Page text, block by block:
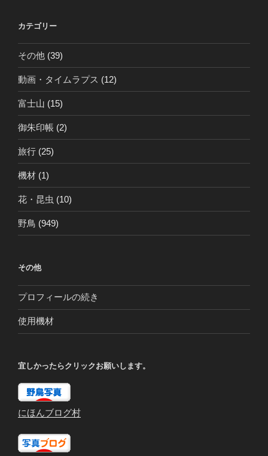
カテゴリー
その他 (39)
動画・タイムラプス (12)
富士山 (15)
御朱印帳 (2)
旅行 (25)
機材 (1)
花・昆虫 (10)
野鳥 (949)
その他
プロフィールの続き
使用機材
宜しかったらクリックお願いします。
にほんブログ村